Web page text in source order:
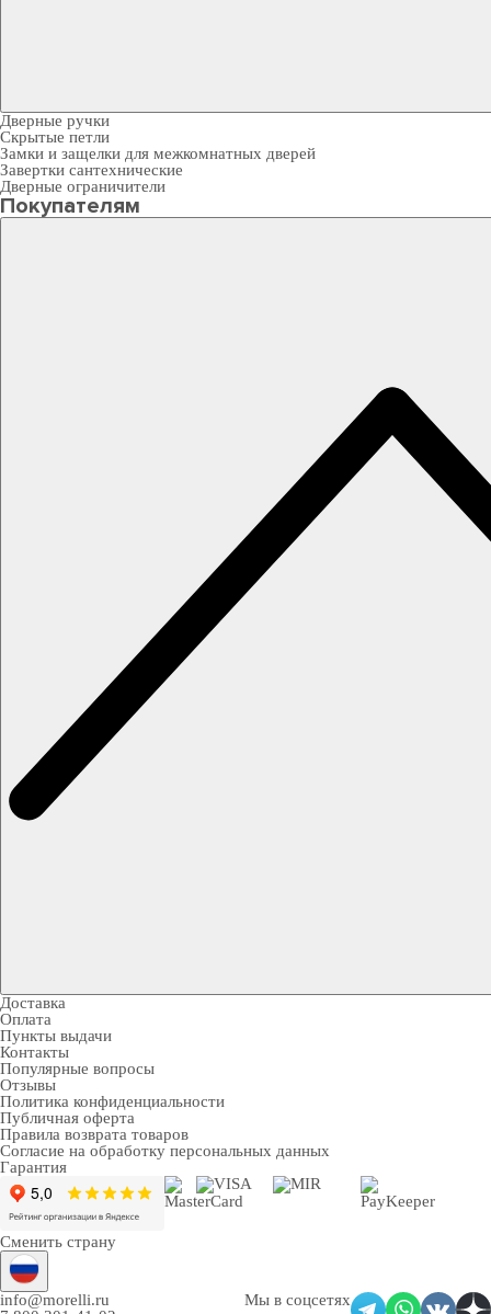
Дверные ручки
Скрытые петли
Замки и защелки для межкомнатных дверей
Завертки сантехнические
Дверные ограничители
Покупателям
Доставка
Оплата
Пункты выдачи
Контакты
Популярные вопросы
Отзывы
Политика конфиденциальности
Публичная оферта
Правила возврата товаров
Согласие на обработку персональных данных
Гарантия
Сменить страну
info@morelli.ru
Мы в соцсетях